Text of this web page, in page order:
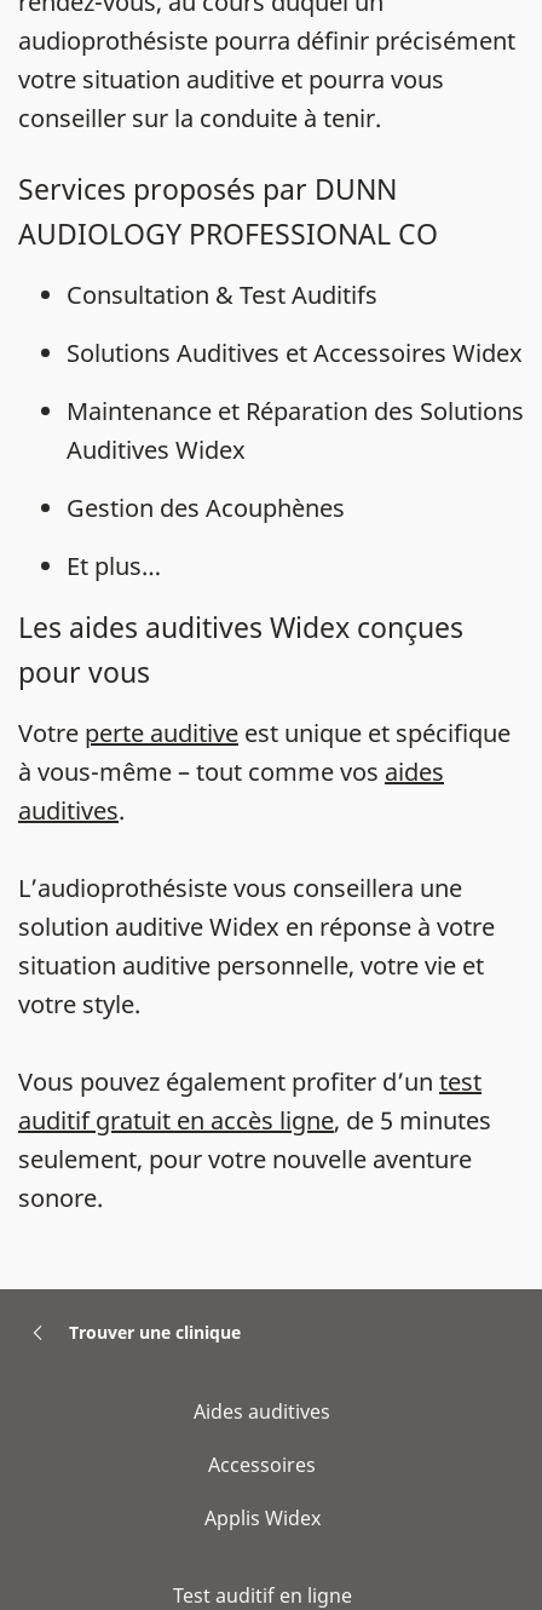
audioprothésiste pourra définir précisément
votre situation auditive et pourra vous
conseiller sur la conduite à tenir.
Services proposés par DUNN
AUDIOLOGY PROFESSIONAL CO
Consultation & Test Auditifs
Solutions Auditives et Accessoires Widex
Maintenance et Réparation des Solutions
Auditives Widex
Gestion des Acouphènes
Et plus…
Les aides auditives Widex conçues
pour vous
Votre perte auditive est unique et spécifique
à vous-même – tout comme vos aides
auditives.
L’audioprothésiste vous conseillera une
solution auditive Widex en réponse à votre
situation auditive personnelle, votre vie et
votre style.
Vous pouvez également profiter d’un test
auditif gratuit en accès ligne, de 5 minutes
seulement, pour votre nouvelle aventure
sonore.
Trouver une clinique
Aides auditives
Accessoires
Applis Widex
Test auditif en ligne